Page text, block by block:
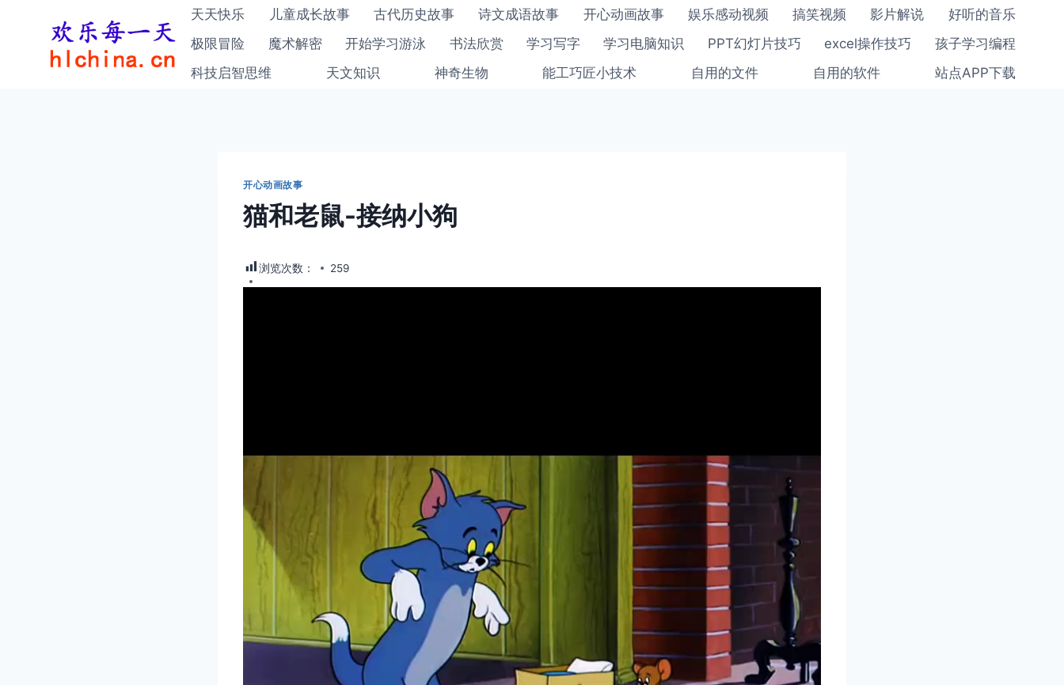
天天快乐 儿童成长故事 古代历史故事 诗文成语故事 开心动画故事 娱乐感动视频 搞笑视频 影片解说
好听的音乐
极限冒险
魔术解密 开始学习游泳 书法欣赏 学习写字 学习电脑知识 PPT幻灯片技巧 excel操作技巧
孩子学习编程
科技启智思维
天文知识 神奇生物 能工巧匠小技术 自用的文件 自用的软件 站点APP下载
开心动画故事
猫和老鼠-接纳小狗
浏览次数： 259